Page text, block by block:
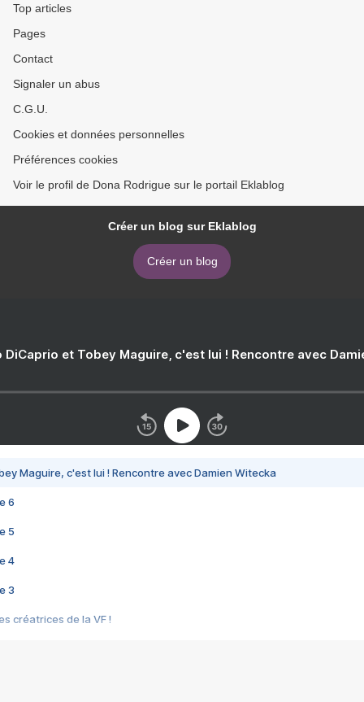
Top articles
Pages
Contact
Signaler un abus
C.G.U.
Cookies et données personnelles
Préférences cookies
Voir le profil de Dona Rodrigue sur le portail Eklablog
Créer un blog sur Eklablog
Créer un blog
DiCaprio et Tobey Maguire, c'est lui ! Rencontre avec
Maguire, c'est lui ! Rencontre avec Damien Witecka
6
5
4
3
créatrices de la VF !